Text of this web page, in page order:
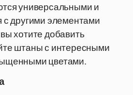
универсальными и
с другими элементами
хотите добавить
штаны с интересными
цветами.